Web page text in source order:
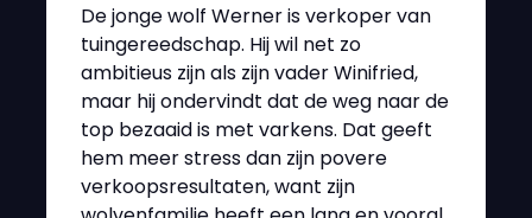
De jonge wolf Werner is verkoper van
tuingereedschap. Hij wil net zo
ambitieus zijn als zijn vader Winifried,
maar hij ondervindt dat de weg naar de
top bezaaid is met varkens. Dat geeft
hem meer stress dan zijn povere
verkoopsresultaten, want zijn